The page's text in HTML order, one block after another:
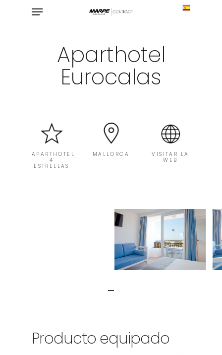
Menu
Aparthotel
Eurocalas
APARTHOTEL
4
ESTRELLAS
MALLORCA
VISITAR LA
WEB
Producto equipado